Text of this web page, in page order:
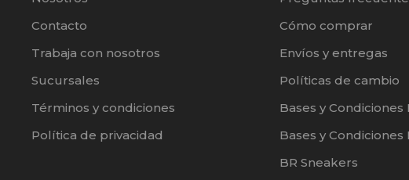
Contacto
Trabaja con nosotros
Sucursales
Términos y condiciones
Política de privacidad
Cómo comprar
Envíos y entregas
Políticas de cambio
Bases y
Bases y Condiciones
BR Sneakers